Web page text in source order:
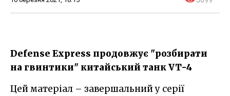
Defense Express продовжує "розбирати
на гвинтики" китайський танк VT-4
Цей матеріал – завершальний у серії